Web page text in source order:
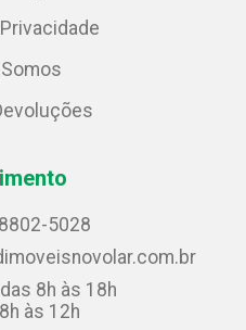
5028
8h às 18h
às 12h